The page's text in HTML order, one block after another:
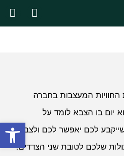
המעצבות בחברה
יום בו הצבא לומד על
שייקבע לכם יאפשר לכם ולצבא
שלכם לטובת שני הצדדים.
פתח